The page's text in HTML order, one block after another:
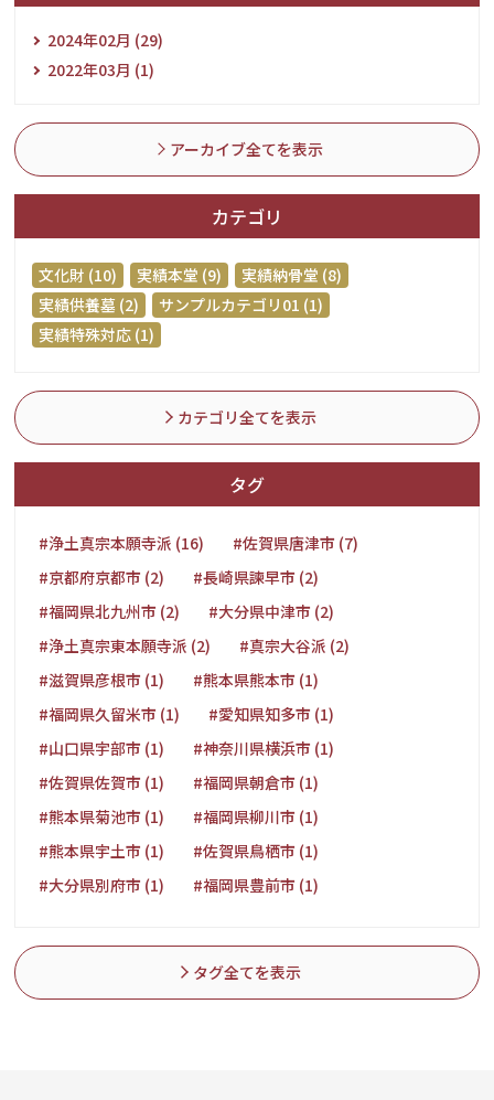
2024年02月 (29)
2022年03月 (1)
アーカイブ全てを表示
カテゴリ
文化財 (10) 実績本堂 (9)
実績納骨堂 (8)
実績供養墓 (2)
サンプルカテゴリ01 (1)
実績特殊対応 (1)
カテゴリ全てを表示
タグ
#浄土真宗本願寺派 (16)
#佐賀県唐津市 (7)
#京都府京都市 (2)
#長崎県諫早市 (2)
#福岡県北九州市 (2)
#大分県中津市 (2)
#浄土真宗東本願寺派 (2)
#真宗大谷派 (2)
#滋賀県彦根市 (1)
#熊本県熊本市 (1)
#福岡県久留米市 (1)
#愛知県知多市 (1)
#山口県宇部市 (1)
#神奈川県横浜市 (1)
#佐賀県佐賀市 (1)
#福岡県朝倉市 (1)
#熊本県菊池市 (1)
#福岡県柳川市 (1)
#熊本県宇土市 (1)
#佐賀県鳥栖市 (1)
#大分県別府市 (1)
#福岡県豊前市 (1)
タグ全てを表示